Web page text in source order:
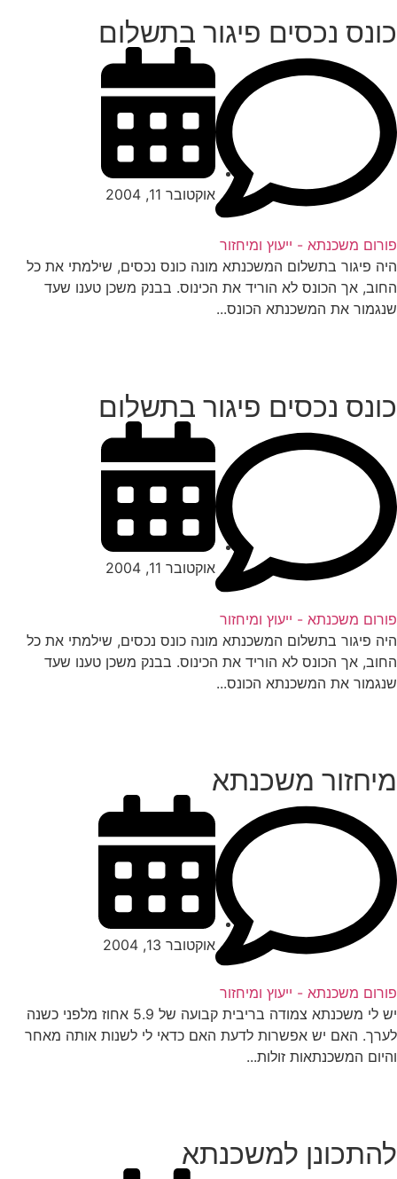
נכסים פיגור בתשלום
משכנתא - ייעוץ ומיחזור
אוקטובר 11, 2004
פיגור בתשלום המשכנתא מונה כונס נכסים, שילמתי את כל
אך הכונס לא הוריד את הכינוס. בבנק משכן טענו שעד
את המשכנתא הכונס...
נכסים פיגור בתשלום
משכנתא - ייעוץ ומיחזור
אוקטובר 11, 2004
פיגור בתשלום המשכנתא מונה כונס נכסים, שילמתי את כל
אך הכונס לא הוריד את הכינוס. בבנק משכן טענו שעד
את המשכנתא הכונס...
משכנתא
משכנתא - ייעוץ ומיחזור
אוקטובר 13, 2004
יש לי משכנתא צמודה בריבית קבועה של 5.9 אחוז מלפני כשנה
האם יש אפשרות לדעת האם כדאי לי לשנות אותה מאחר
המשכנתאות זולות...
למשכנתא